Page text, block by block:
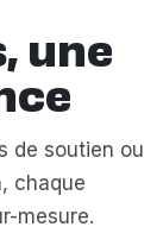
une
de soutien ou
chaque
mesure.